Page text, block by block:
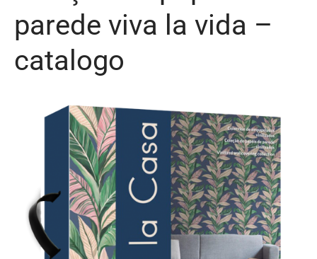
parede viva la vida –
catalogo